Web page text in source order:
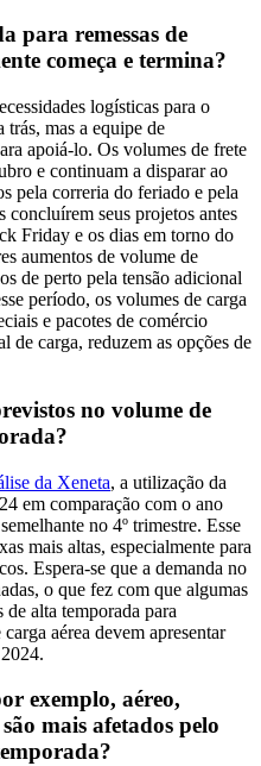
para remessas de
começa e termina?
logísticas para o
trás, mas a equipe de
apoiá-lo. Os volumes de frete
e continuam a disparar ao
pela correria do feriado e pela
concluírem seus projetos antes
Friday e os dias em torno do
aumentos de volume de
de perto pela tensão adicional
período, os volumes de carga
e pacotes de comércio
de carga, reduzem as opções de
no volume de
da Xeneta, a utilização da
em comparação com o ano
no 4º trimestre. Esse
mais altas, especialmente para
Espera-se que a demanda no
o que fez com que algumas
de alta temporada para
aérea devem apresentar
exemplo, aéreo,
mais afetados pelo